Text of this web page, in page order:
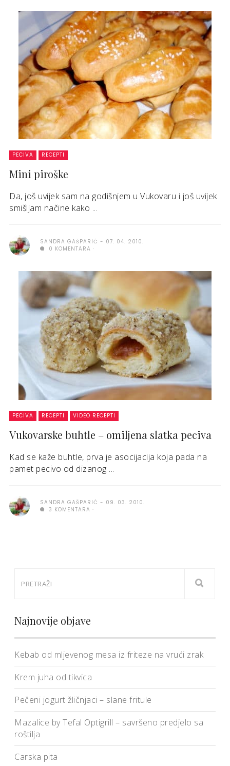
PECIVA RECEPTI
Mini piroške
Da, još uvijek sam na godišnjem u Vukovaru i još uvijek
smišljam načine kako ...
SANDRA GAŠPARIĆ
07. 04. 2010.
0 KOMENTARA
PECIVA RECEPTI VIDEO RECEPTI
Vukovarske buhtle – omiljena slatka peciva
Kad se kaže buhtle, prva je asocijacija koja pada na
pamet pecivo od dizanog ...
SANDRA GAŠPARIĆ
09. 03. 2010.
3 KOMENTARA
Najnovije objave
Kebab od mljevenog mesa iz friteze na vrući zrak
Krem juha od tikvica
Pečeni jogurt žličnjaci – slane fritule
Mazalice by Tefal Optigrill – savršeno predjelo sa
roštilja
Carska pita